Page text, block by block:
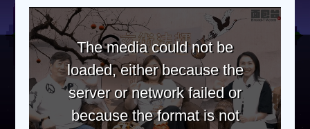
The media could not be
loaded, either because the
server or network failed or
because the format is not